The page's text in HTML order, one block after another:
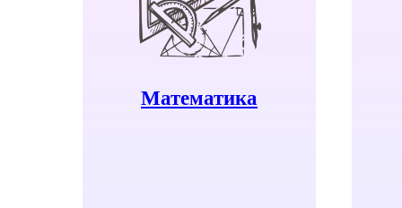
Математика
Узнать больше